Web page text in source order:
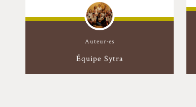
Auteur·es
Équipe Sytra